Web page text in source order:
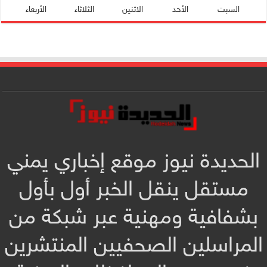
السبت الأحد الاثنين الثلاثاء الأربعاء
الحديدة نيوز موقع إخباري يمني
مستقل ينقل الخبر أول بأول
بشفافية ومهنية عبر شبكة من
المراسلين الصحفيين المنتشرين